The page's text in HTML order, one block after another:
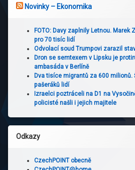
Novinky – Ekonomika
FOTO: Davy zaplnily Letnou. Marek
pro 70 tisíc lidí
Odvolací soud Trumpovi zarazil
Dron se semtexem v Lipsku je
ambasáda v Berlíně
Dva tisíce migrantů za 600 milionů.
pašeráků lidí
Izraelci poztráceli na D1 na
policisté našli i jejich majitele
Odkazy
CzechPOINT obecně